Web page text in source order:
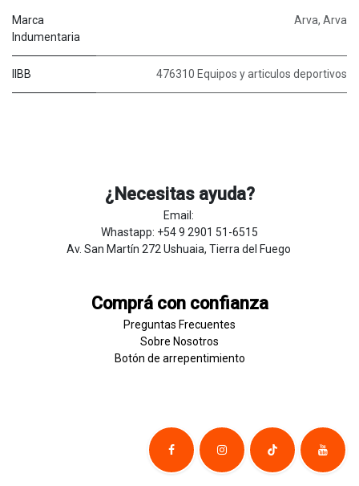
Marca
Indumentaria
Arva, Arva
IIBB 476310 Equipos y articulos deportivos
¿Necesitas ayuda?
Email:
Whastapp: +54 9 2901 51-6515
Av. San Martín 272 Ushuaia, Tierra del Fuego
Comprá con confianza
Preguntas Frecuentes
Sobre Nosotros
Botón de ​arrepentim​​​iento